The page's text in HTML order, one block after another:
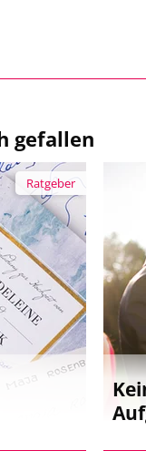
gefallen
Ratgeber